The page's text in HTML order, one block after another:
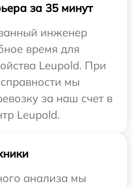
за 35 минут
инженер
время для
Leupold. При
мы
за наш счет в
Leupold.
анализа мы